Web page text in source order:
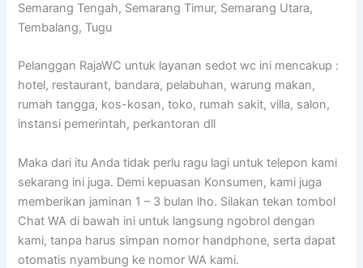
Semarang Tengah, Semarang Timur, Semarang Utara,
Tembalang, Tugu
Pelanggan RajaWC untuk layanan sedot wc ini mencakup :
hotel, restaurant, bandara, pelabuhan, warung makan,
rumah tangga, kos-kosan, toko, rumah sakit, villa, salon,
instansi pemerintah, perkantoran dll
Maka dari itu Anda tidak perlu ragu lagi untuk telepon kami
sekarang ini juga. Demi kepuasan Konsumen, kami juga
memberikan jaminan 1 – 3 bulan lho. Silakan tekan tombol
Chat WA di bawah ini untuk langsung ngobrol dengan
kami, tanpa harus simpan nomor handphone, serta dapat
otomatis nyambung ke nomor WA kami.